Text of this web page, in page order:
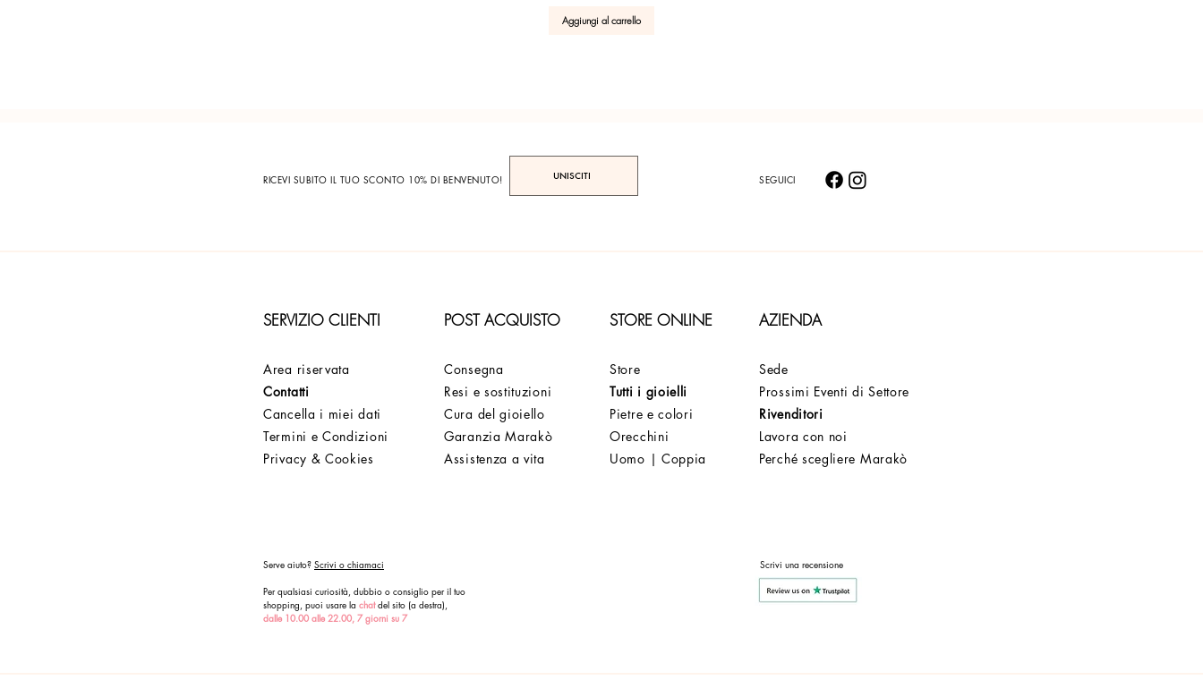
Aggiungi al carrello
RICEVI SUBITO IL TUO SCONTO 10% DI BENVENUTO! UNISCITI SEGUICI
SERVIZIO CLIENTI POST ACQUISTO STORE ONLINE AZIENDA
Area riservata
Contatti
Cancella i miei dati
Termini e Condizioni
Privacy & Cookies
Consegna
Resi e sostituzioni
Cura del gioiello
Garanzia Marakò
Assistenza a vita
Store
Tutti i gioielli
Pietre e colori
Orecchini
Uomo | Coppia
Sede
Prossimi Eventi di Settore
Rivenditori
Lavora con noi
Perché scegliere Marakò
Serve aiuto? Scrivi o chiamaci
Per qualsiasi curiosità, dubbio o consiglio per il tuo
shopping, puoi usare la chatdel sito (a destra),
dalle 10.00 alle 22.00, 7 giorni su 7
Scrivi una recensione